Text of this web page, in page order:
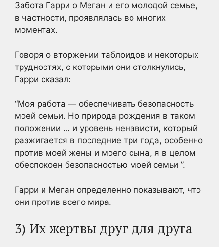
Забота Гарри о Меган и его молодой семье,
в частности, проявлялась во многих
моментах.
Говоря о вторжении таблоидов и некоторых
трудностях, с которыми они столкнулись,
Гарри сказал:
“Моя работа — обеспечивать безопасность
моей семьи. Но природа рождения в таком
положении … и уровень ненависти, который
разжигается в последние три года, особенно
против моей жены и моего сына, я в целом
обеспокоен безопасностью моей семьи ”.
Гарри и Меган определенно показывают, что
они против всего мира.
3) Их жертвы друг для друга